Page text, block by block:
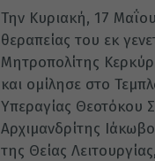
Την Κυριακή, 17
θεραπείας του εκ
Μητροπολίτης
και ομίλησε στο
Υπεραγίας Θεοτόκου
Αρχιμανδρίτης
της Θείας